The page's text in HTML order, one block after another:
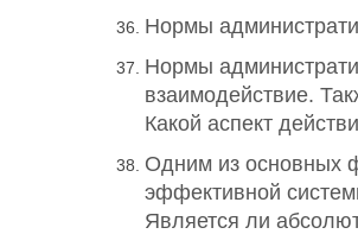
Нормы
Нормы
взаимодействие.
Какой аспект
Одним из основных
эффективной
Является ли